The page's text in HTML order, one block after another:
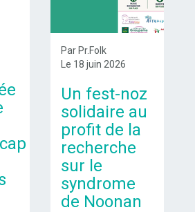
Par Pr.Folk
Le 18 juin 2026
Un fest-noz
solidaire au
profit de la
recherche
sur le
syndrome
de Noonan